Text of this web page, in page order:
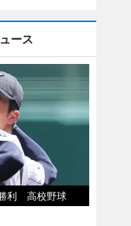
ース
利 高校野球